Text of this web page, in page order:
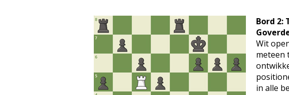
Bord 2:
Wit
meteen
in alle